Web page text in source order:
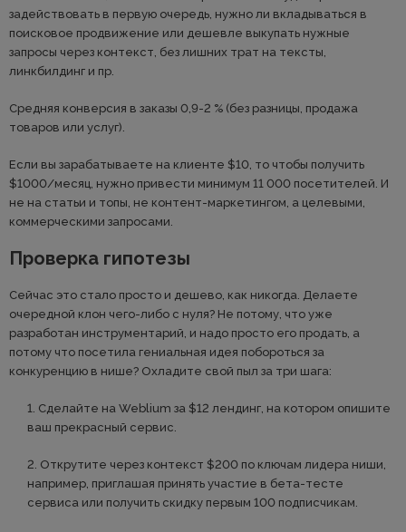
задействовать в первую очередь, нужно ли вкладываться в
поисковое продвижение или дешевле выкупать нужные
запросы через контекст, без лишних трат на тексты,
линкбилдинг и пр.
Средняя конверсия в заказы 0,9-2 % (без разницы, продажа
товаров или услуг).
Если вы зарабатываете на клиенте $10, то чтобы получить
$1000/месяц, нужно привести минимум 11 000 посетителей. И
не на статьи и топы, не контент-маркетингом, а целевыми,
коммерческими запросами.
Проверка гипотезы
Сейчас это стало просто и дешево, как никогда. Делаете
очередной клон чего-либо с нуля? Не потому, что уже
разработан инструментарий, и надо просто его продать, а
потому что посетила гениальная идея побороться за
конкуренцию в нише? Охладите свой пыл за три шага:
1. Сделайте на Weblium за $12 лендинг, на котором опишите
ваш прекрасный сервис.
2. Открутите через контекст $200 по ключам лидера ниши,
например, приглашая принять участие в бета-тесте
сервиса или получить скидку первым 100 подписчикам.